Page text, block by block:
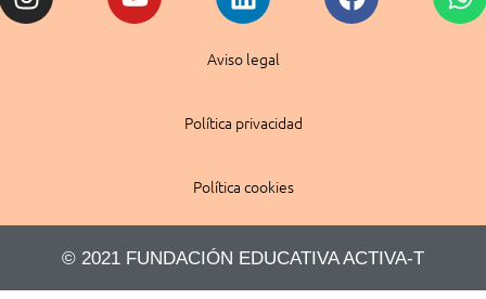
Aviso legal
Política privacidad
Política cookies
© 2021 FUNDACIÓN EDUCATIVA ACTIVA-T​